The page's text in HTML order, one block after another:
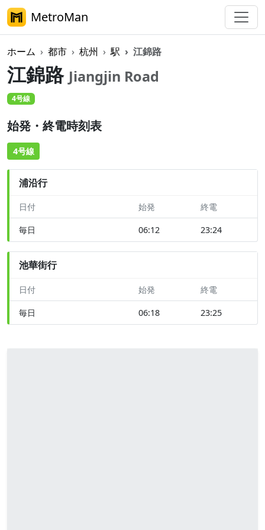
MetroMan
ホーム 都市 杭州 駅 江錦路
江錦路 Jiangjin Road
4号線
始発・終電時刻表
4号線
浦沿行
日付 始発 終電
毎日 06:12 23:24
池華街行
日付 始発 終電
毎日 06:18 23:25